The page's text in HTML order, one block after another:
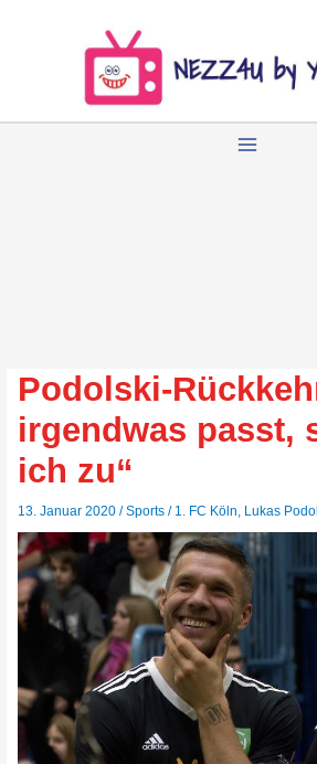
Podolski-
irgendwas passt,
ich zu“
13. Januar 2020/Sports / 1. FC Köln Lukas